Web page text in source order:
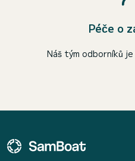
Péče o
Náš tým odborníků